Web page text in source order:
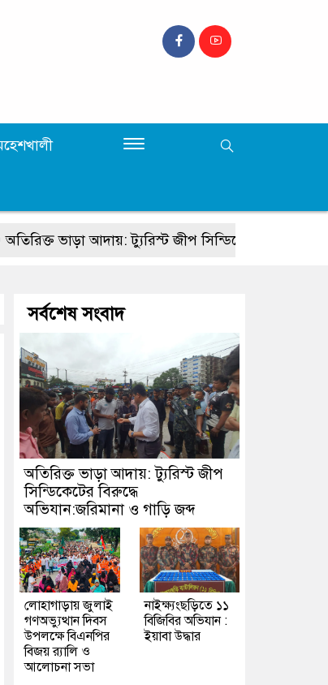
ভাড়া আদায়: ট্যুরিস্ট জীপ সিন্ডিকেটের বিরুদ্ধে
সর্বশেষ সংবাদ
অতিরিক্ত ভাড়া আদায়: ট্যুরিস্ট জীপ
সিন্ডিকেটের বিরুদ্ধে
অভিযান:জরিমানা ও গাড়ি জব্দ
লোহাগাড়ায় জুলাই
গণঅভ্যুত্থান দিবস
উপলক্ষে বিএনপির
বিজয় র‍্যালি ও
আলোচনা সভা
নাইক্ষ্যংছড়িতে ১১
বিজিবির অভিযান :
ইয়াবা উদ্ধার